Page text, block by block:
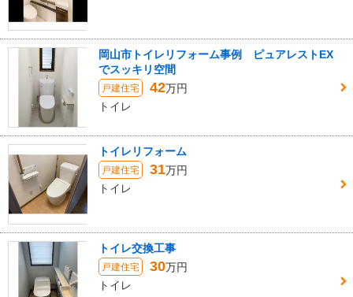
岡山市トイレリフォーム事例 ピュアレストEX
でスッキリ空間
戸建住宅 42万円
トイレ
トイレリフォーム
戸建住宅 31万円
トイレ
トイレ交換工事
戸建住宅 30万円
トイレ